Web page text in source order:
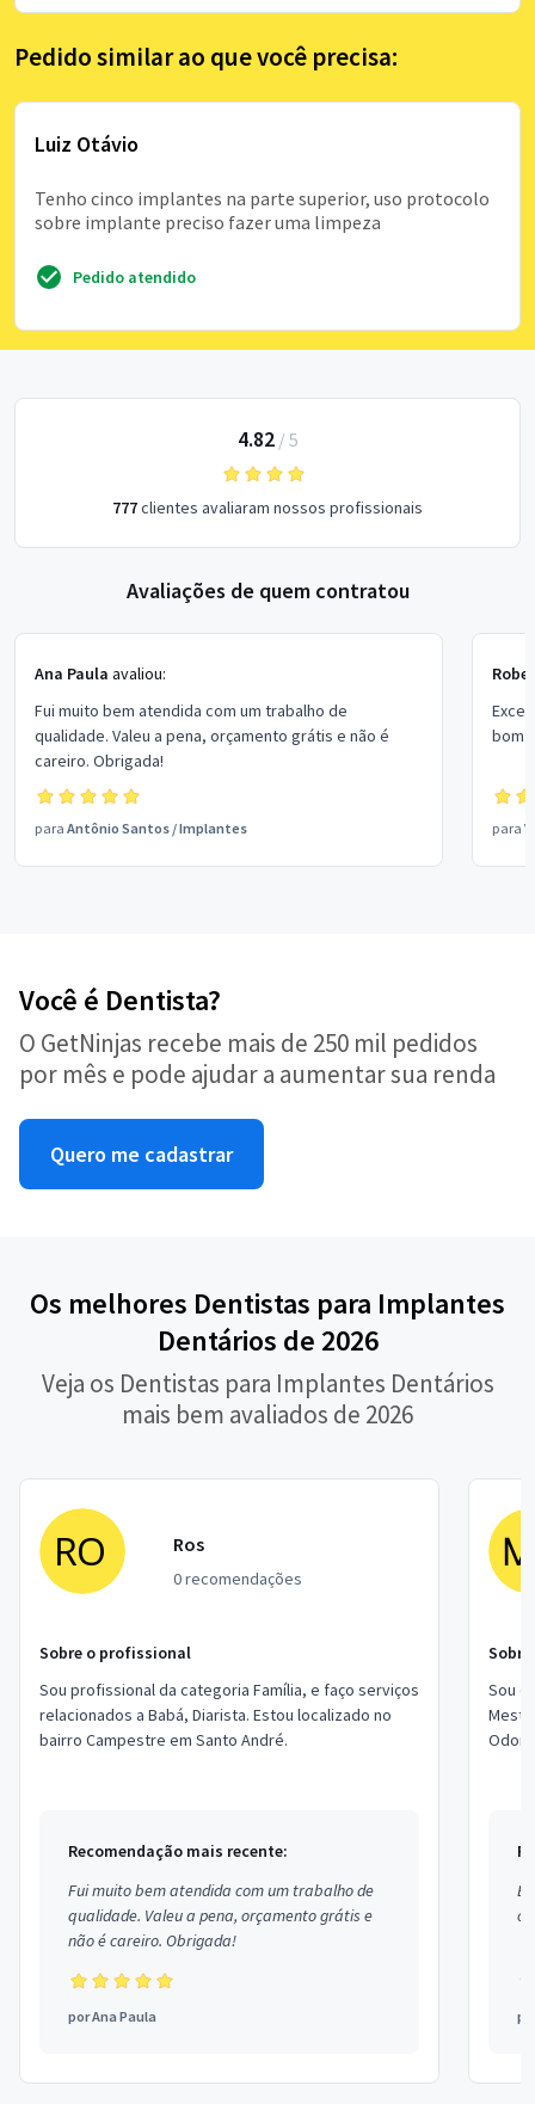
Pedido similar ao que você precisa:
Luiz Otávio
Tenho cinco implantes na parte superior, uso protocolo
sobre implante preciso fazer uma limpeza
Pedido atendido
4.82/ 5
777clientes avaliaram nossos profissionais
Avaliações de quem contratou
Ana Paula avaliou:
Fui muito bem atendida com um trabalho de
qualidade. Valeu a pena, orçamento grátis e não é
careiro. Obrigada!
para Antônio Santos /Implantes
bom
para
Você é Dentista?
O GetNinjas recebe mais de 250 mil pedidos
por mês e pode ajudar a aumentar sua renda
Quero me cadastrar
Os melhores Dentistas para Implantes
Dentários de 2026
Veja os Dentistas para Implantes Dentários
mais bem avaliados de 2026
Ros
0 recomendações
Sobre o profissional
Sou profissional da categoria Família, e faço serviços
relacionados a Babá, Diarista. Estou localizado no
bairro Campestre em Santo André.
Recomendação mais recente:
Fui muito bem atendida com um trabalho de
qualidade. Valeu a pena, orçamento grátis e
não é careiro. Obrigada!
porAna Paula
Sou